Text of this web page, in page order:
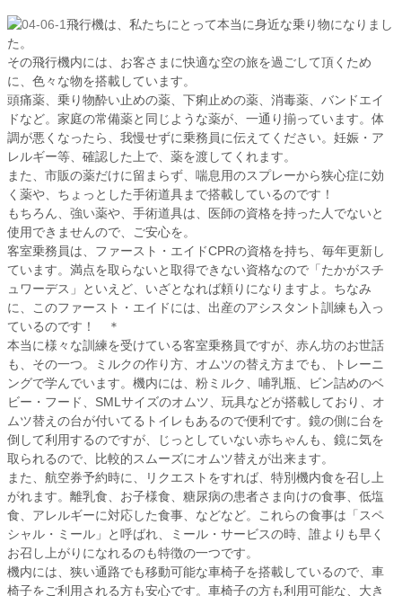
飛行機は、私たちにとって本当に身近な乗り物になりまし
た。
その飛行機内には、お客さまに快適な空の旅を過ごして頂くため
に、色々な物を搭載しています。
頭痛薬、乗り物酔い止めの薬、下痢止めの薬、消毒薬、バンドエイ
ドなど。家庭の常備薬と同じような薬が、一通り揃っています。体
調が悪くなったら、我慢せずに乗務員に伝えてください。妊娠・ア
レルギー等、確認した上で、薬を渡してくれます。
また、市販の薬だけに留まらず、喘息用のスプレーから狭心症に効
く薬や、ちょっとした手術道具まで搭載しているのです！
もちろん、強い薬や、手術道具は、医師の資格を持った人でないと
使用できませんので、ご安心を。
客室乗務員は、ファースト・エイドCPRの資格を持ち、毎年更新し
ています。満点を取らないと取得できない資格なので「たかがスチ
ュワーデス」といえど、いざとなれば頼りになりますよ。ちなみ
に、このファースト・エイドには、出産のアシスタント訓練も入っ
ているのです！ ＊
本当に様々な訓練を受けている客室乗務員ですが、赤ん坊のお世話
も、その一つ。ミルクの作り方、オムツの替え方までも、トレーニ
ングで学んでいます。機内には、粉ミルク、哺乳瓶、ビン詰めのベ
ビー・フード、SMLサイズのオムツ、玩具などが搭載しており、オ
ムツ替えの台が付いてるトイレもあるので便利です。鏡の側に台を
倒して利用するのですが、じっとしていない赤ちゃんも、鏡に気を
取られるので、比較的スムーズにオムツ替えが出来ます。
また、航空券予約時に、リクエストをすれば、特別機内食を召し上
がれます。離乳食、お子様食、糖尿病の患者さま向けの食事、低塩
食、アレルギーに対応した食事、などなど。これらの食事は「スペ
シャル・ミール」と呼ばれ、ミール・サービスの時、誰よりも早く
お召し上がりになれるのも特徴の一つです。
機内には、狭い通路でも移動可能な車椅子を搭載しているので、車
椅子をご利用される方も安心です。車椅子の方も利用可能な、大き